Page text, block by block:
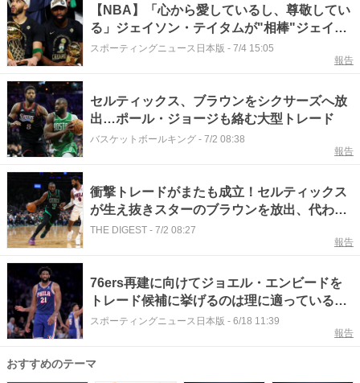
【NBA】「心から愛しているし、尊敬してい
る」ジェイソン・テイタムが"相棒"ジェイレ
ン・ブラウンにメッセージ
スポーティングニュース日本版 - 7/4 15:05
報告
セルティックス、ブラウンをシクサーズへ放
出…ポール・ジョージも絡む大型トレード
バスケットボールキング - 7/2 08:38
報告
衝撃トレードがまたも成立！セルティックス
が生え抜きスターのブラウンを放出、代わり
にシクサーズからジョージを獲得＜
THE DIGEST - 7/2 08:27
報告
76ers再建に向けてジョエル・エンビードを
トレード候補に挙げるのは理に適っているの
か？
スポーティングニュース日本版 - 6/18 11:39
報告
おすすめのテーマ